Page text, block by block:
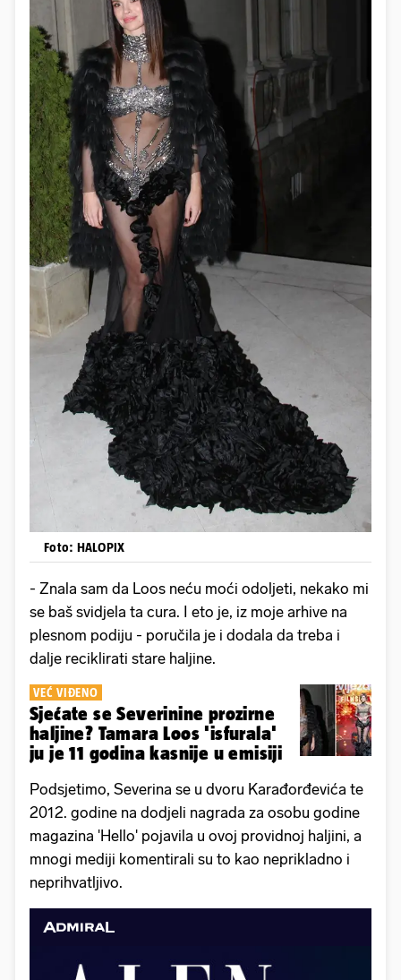
Foto: HALOPIX
- Znala sam da Loos neću moći odoljeti, nekako mi
se baš svidjela ta cura. I eto je, iz moje arhive na
plesnom podiju - poručila je i dodala da treba i
dalje reciklirati stare haljine.
VEĆ VIĐENO
Sjećate se Severinine prozirne
haljine? Tamara Loos 'isfurala'
ju je 11 godina kasnije u emisiji
Podsjetimo, Severina se u dvoru Karađorđevića te
2012. godine na dodjeli nagrada za osobu godine
magazina 'Hello' pojavila u ovoj providnoj haljini, a
mnogi mediji komentirali su to kao neprikladno i
neprihvatljivo.